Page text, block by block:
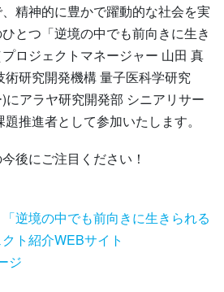
精神的に豊かで躍動的な社会を実
とつ「逆境の中でも前向きに生き
ロジェクトマネージャー 山田 真
研究開発機構 量子医科学研究
アラヤ研究開発部 シニアリサー
推進者として参加いたします。
後にご注目ください！
逆境の中でも前向きに生きられる
ト紹介WEBサイト
ジ